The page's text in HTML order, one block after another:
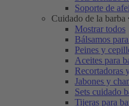
Soporte de
Cuidado de la barba
Mostrar todos
Bálsamos
Peines y
Aceites para
Recortadoras
Jabones y
Sets cuidado
Tijeras para